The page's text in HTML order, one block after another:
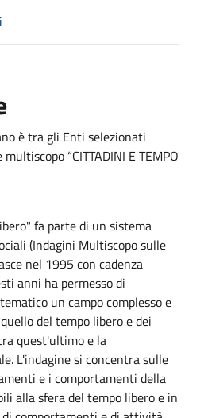
è tra gli Enti selezionati
“CITTADINI E TEMPO
fa parte di un sistema
(Indagini Multiscopo sulle
nel 1995 con cadenza
anni ha permesso di
un campo complesso e
del tempo libero e dei
quest'ultimo e la
L'indagine si concentra sulle
e i comportamenti della
alla sfera del tempo libero e in